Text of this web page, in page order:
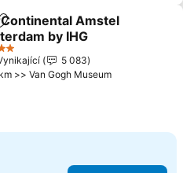
na seznam oblíbených
Amstel
by IHG
hvězdiček
5 083
>> Van Gogh Museum